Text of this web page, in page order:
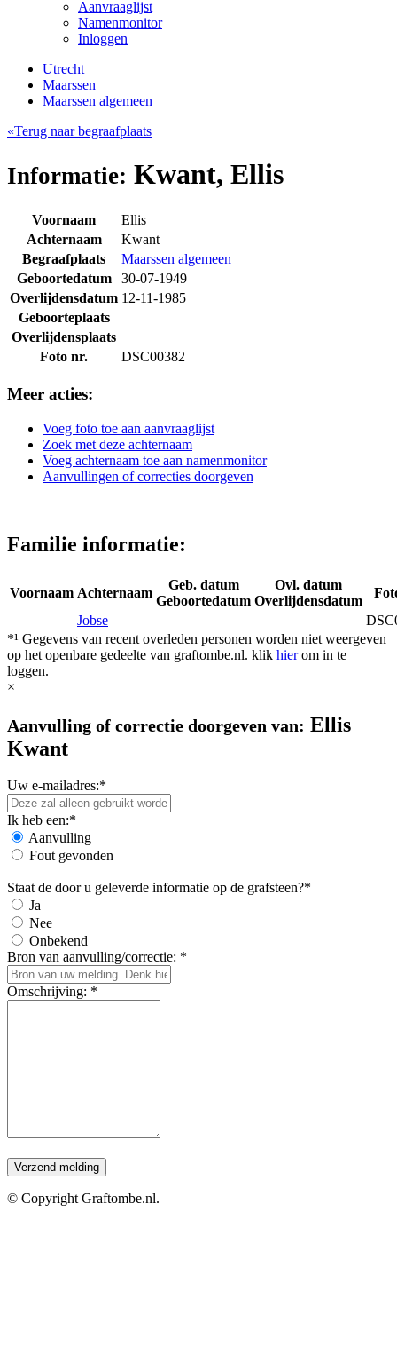
Aanvraaglijst
Namenmonitor
Inloggen
Utrecht
Maarssen
Maarssen algemeen
«Terug naar begraafplaats
Informatie: Kwant, Ellis
Voornaam
Ellis
Achternaam
Kwant
Begraafplaats
Maarssen algemeen
Geboortedatum
30-07-1949
Overlijdensdatum 12-11-1985
Geboorteplaats
Overlijdensplaats
Foto nr.
DSC00382
Meer acties:
Voeg foto toe aan aanvraaglijst
Zoek met deze achternaam
Voeg achternaam toe aan namenmonitor
Aanvullingen of correcties doorgeven
Familie informatie:
Voornaam Achternaam
Geb. datum
Geboortedatum
Ovl. datum
Overlijdensdatum
Jobse
*¹ Gegevens van recent overleden personen worden niet weergeven
op het openbare gedeelte van graftombe.nl. klik hierom in te
loggen.
×
Aanvulling of correctie doorgeven van: Ellis
Kwant
Uw e-mailadres:*
Ik heb een:*
Aanvulling
Fout gevonden
Staat de door u geleverde informatie op de grafsteen?*
Ja
Nee
Onbekend
Bron van aanvulling/correctie: *
Omschrijving: *
© Copyright Graftombe.nl.